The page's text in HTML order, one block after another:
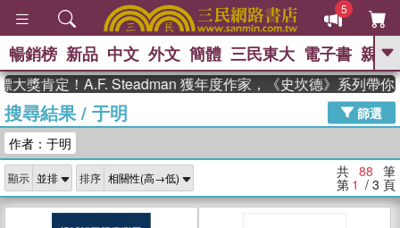
5
GO
高希均教授回憶錄
、 The Odyssey 、 父親節 、 如果歷
獎 臺灣漫遊錄 、 方念華 、 台灣的李
登輝時代
數學女孩：黎曼猜想 、
偉大的迷走神經
暢銷榜 新品 中文 外文 簡體 三民東大 電子書 親子
定！A.F. Steadman 獲年度作家，《史坎德》系列帶你踏上熱
搜尋結果/ 于明
篩選
作者：于明
顯示 排序 共 88 筆
第 1 / 3 頁